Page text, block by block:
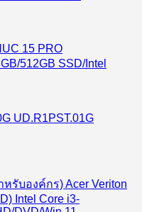
15 PRO
512GB SSD/Intel
รับองค์กร) Acer Veriton
Intel Core i3-